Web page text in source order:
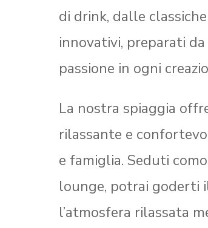
di drink, dalle
innovativi, preparati
passione in ogni
La nostra spiaggia
rilassante e
e famiglia. Seduti
lounge, potrai goderti
l’atmosfera rilassata